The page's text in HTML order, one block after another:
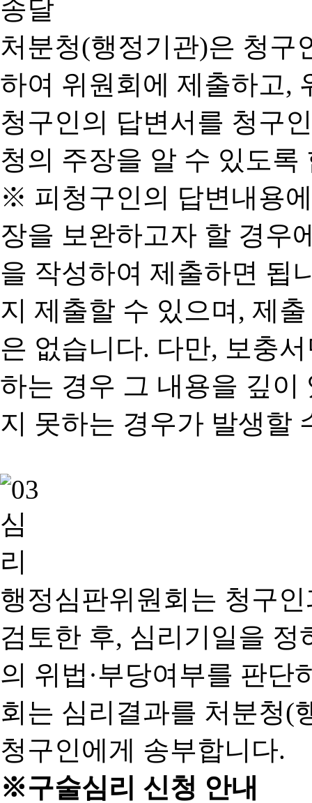
처분청(행정기관)은 청구
하여 위원회에 제출하고,
청구인의 답변서를 청구
청의 주장을 알 수 있도록
※ 피청구인의 답변내용
장을 보완하고자 할 경우
을 작성하여 제출하면 됩
지 제출할 수 있으며, 제
은 없습니다. 다만, 보충
하는 경우 그 내용을 깊이
지 못하는 경우가 발생할
행정심판위원회는 청구
검토한 후, 심리기일을 정
의 위법·부당여부를 판단
회는 심리결과를 처분청(
청구인에게 송부합니다.
※구술심리 신청 안내